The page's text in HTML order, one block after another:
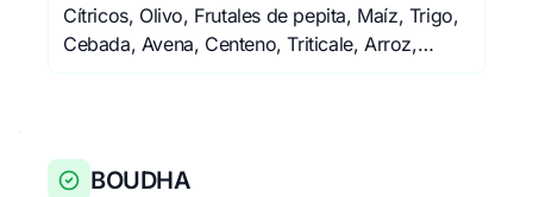
Cítricos, Olivo, Frutales de pepita, Maíz, Trigo,
Cebada, Avena, Centeno, Triticale, Arroz,
BOUDHA